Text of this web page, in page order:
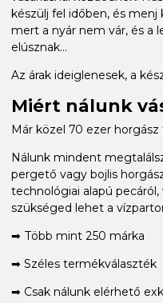
készülj fel időben, és menj
mert a nyár nem vár, és a
elúsznak...
Az árak ideiglenesek, a
Miért nálunk
Már közel 70 ezer
Nálunk mindent
pergető vagy bojlis
technológiai alapú
szükséged lehet a
➡ Több mint 250 márka
➡ Széles termékválaszték
➡ Csak nálunk elérhető